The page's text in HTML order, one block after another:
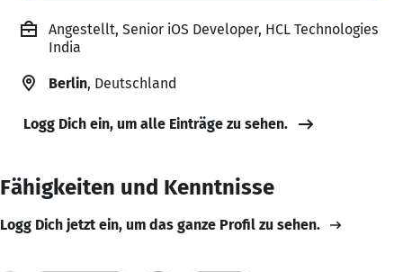
Angestellt, Senior iOS Developer, HCL Technologies
India
Berlin, Deutschland
Logg Dich ein, um alle Einträge zu sehen.
Fähigkeiten und Kenntnisse
Logg Dich jetzt ein, um das ganze Profil zu sehen.